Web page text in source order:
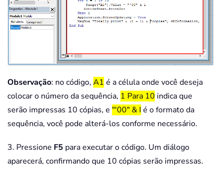
Observação: no código, A1 é a célula onde você deseja
colocar o número da sequência, 1 Para 10 indica que
serão impressas 10 cópias, e "'00" & I é o formato da
sequência, você pode alterá-los conforme necessário.
3. Pressione F5 para executar o código. Um diálogo
aparecerá, confirmando que 10 cópias serão impressas.